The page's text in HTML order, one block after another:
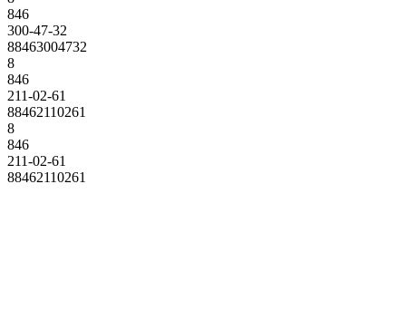
846
300-47-32
88463004732
8
846
211-02-61
88462110261
8
846
211-02-61
88462110261